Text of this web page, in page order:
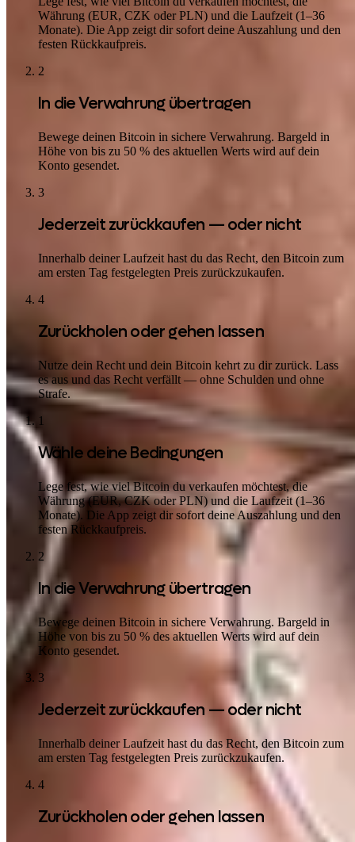
Währung (EUR, CZK oder PLN) und die Laufzeit (1–36
Monate). Die App zeigt dir sofort deine Auszahlung und den
festen Rückkaufpreis.
2
In die Verwahrung übertragen
Bewege deinen Bitcoin in sichere Verwahrung. Bargeld in
Höhe von bis zu 50 % des aktuellen Werts wird auf dein
Konto gesendet.
3
Jederzeit zurückkaufen — oder nicht
Innerhalb deiner Laufzeit hast du das Recht, den Bitcoin zum
am ersten Tag festgelegten Preis zurückzukaufen.
4
Zurückholen oder gehen lassen
Nutze dein Recht und dein Bitcoin kehrt zu dir zurück. Lass
es aus und das Recht verfällt — ohne Schulden und ohne
Strafe.
1
Wähle deine Bedingungen
Lege fest, wie viel Bitcoin du verkaufen möchtest, die
Währung (EUR, CZK oder PLN) und die Laufzeit (1–36
Monate). Die App zeigt dir sofort deine Auszahlung und den
festen Rückkaufpreis.
2
In die Verwahrung übertragen
Bewege deinen Bitcoin in sichere Verwahrung. Bargeld in
Höhe von bis zu 50 % des aktuellen Werts wird auf dein
Konto gesendet.
3
Jederzeit zurückkaufen — oder nicht
Innerhalb deiner Laufzeit hast du das Recht, den Bitcoin zum
am ersten Tag festgelegten Preis zurückzukaufen.
4
Zurückholen oder gehen lassen